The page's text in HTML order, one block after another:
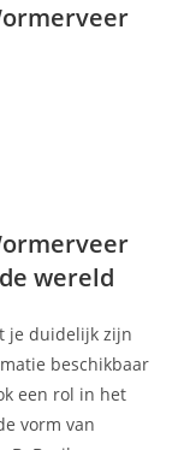
wereld
je duidelijk zijn
beschikbaar
een rol in het
vorm van